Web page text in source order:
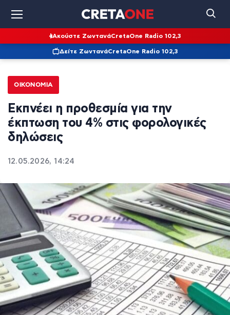
Ακούστε ΖωντανάCretaOne Radio 102,3
Δείτε ΖωντανάCretaOne Radio 102,3
ΟΙΚΟΝΟΜΊΑ
Εκπνέει η προθεσμία για την
έκπτωση του 4% στις φορολογικές
δηλώσεις
12.05.2026, 14:24